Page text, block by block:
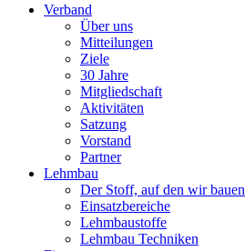
Verband
Über uns
Mitteilungen
Ziele
30 Jahre
Mitgliedschaft
Aktivitäten
Satzung
Vorstand
Partner
Lehmbau
Der Stoff, auf den wir bauen
Einsatzbereiche
Lehmbaustoffe
Lehmbau Techniken